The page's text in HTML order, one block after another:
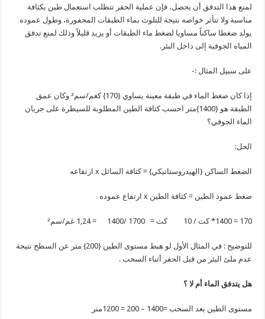
لمنع هذا التدفق أن يحصل، فإن عملية الحفر تتطلب استعمال طين بكثافة
مناسبة ولا تتأثر خواصه نتيجة للتلوث بماء الطبقات المحفورة، وطول عموده
يولد ضغطا ساكناً مساويا لضغط ماء الطبقات أو يزيد قليلاً وذلك لمنع تدفق
المياه الجوفية إلى داخل البئر.
على سبيل المثال :-
إذا كان ضغط الماء في طبقة معينة يساوي {170} كغم/سم² وكان عمق
الطبقة هو {1400}متر احسب كثافة الطين المطلوبة للسيطرة على جريان
الماء الجوفي؟
الحل:
الضغط الساكن {الهيدروستاتيكي} = كثافة السائل x ارتفاعه
ضغط عمود الطين = كثافة الطين x ارتفاع عموده
170 = 1400* كث / 10 كث = 1700 /1400 = 1,24 غم/سم²
للتوضيح : في المثال الأول لو هبط مستوى الطين {200} متر عن السطح نتيجة
عدم ملئ البئر من قبل الحفر أثناء السحب .
هل يتدفق الماء أم لا ؟
مستوى الطين بعد السحب =1400 – 200 = 1200متر